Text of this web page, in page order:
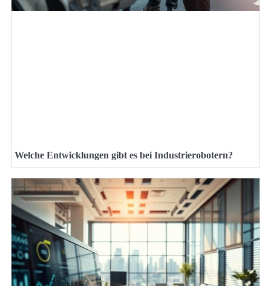
Welche Entwicklungen gibt es bei Industrierobotern?